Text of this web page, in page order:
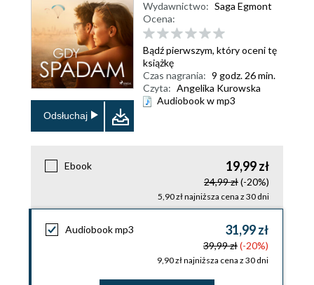
Odsłuchaj
Wydawnictwo: Saga Egmont
Ocena:
Bądź pierwszym, który oceni tę
książkę
Czas nagrania: 9 godz. 26 min.
Czyta: Angelika Kurowska
Audiobook w mp3
Ebook 19,99 zł
24,99 zł(-20%)
5,90 zł najniższa cena z 30 dni
Audiobook mp3 31,99 zł
39,99 zł(-20%)
9,90 zł najniższa cena z 30 dni